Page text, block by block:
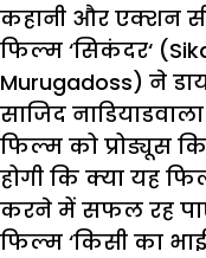
कहानी और एक्शन
फिल्म ‘सिकंदर‘
Murugadoss) ने
साजिद
फिल्म को प्रोड्यूस
होगी कि क्या यह
करने में सफल रह
फिल्म ‘किसी का